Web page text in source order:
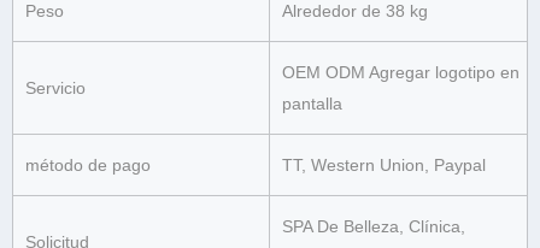
Peso Alrededor de 38 kg
Servicio
OEM ODM Agregar logotipo en
pantalla
método de pago TT, Western Union, Paypal
Solicitud
SPA De Belleza, Clínica,